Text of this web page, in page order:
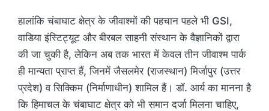
हालांकि चंबाघाट क्षेत्र के जीवाश्मों की पहचान पहले भी GSI,
वाडिया इंस्टिट्यूट और बीरबल साहनी संस्थान के वैज्ञानिकों द्वारा
की जा चुकी है, लेकिन अब तक भारत में केवल तीन जीवाश्म पार्क
ही मान्यता प्राप्त हैं, जिनमें जैसलमेर (राजस्थान) मिर्जापुर (उत्तर
प्रदेश) व सिक्किम (निर्माणाधीन) शामिल हैं। डॉ. आर्य का मानना है
कि हिमाचल के चंबाघाट क्षेत्र को भी समान दर्जा मिलना चाहिए,